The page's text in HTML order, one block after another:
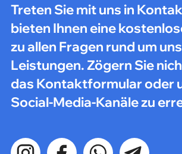
Treten Sie mit uns in
bieten Ihnen eine
zu allen Fragen rund um
Leistungen. Zögern Sie
das Kontaktformular oder
Social-Media-Kanäle zu